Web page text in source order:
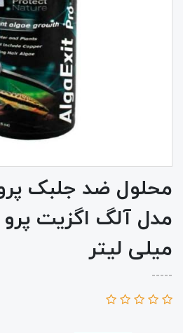
محلول ضد جلبک
میلی لیتر
-----